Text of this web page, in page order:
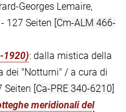
Georges Lemaire,
127 Seiten [Cm-ALM 466-
1920): dalla mistica della
dei "Notturni" / a cura di
Seiten [Ca-PRE 340-6210]
meridionali del